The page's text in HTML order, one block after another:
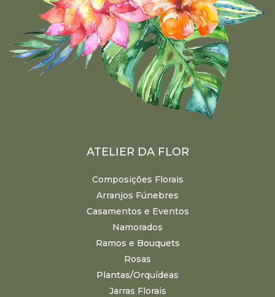
ATELIER DA FLOR
Composições Florais
Arranjos Fúnebres
Casamentos e Eventos
Namorados
Ramos e Bouquets
Rosas
Plantas/Orquídeas
Jarras Florais